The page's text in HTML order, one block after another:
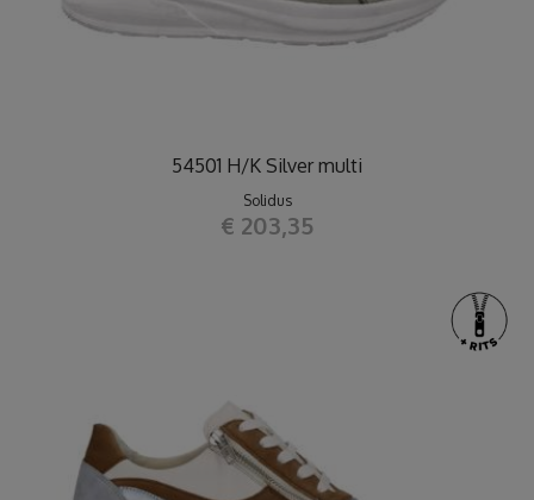
54501 H/K Silver multi
Solidus
€ 203,35